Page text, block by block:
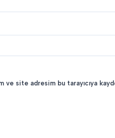
ve site adresim bu tarayıcıya